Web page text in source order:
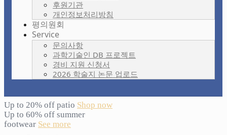
후원기관
개인정보처리방침
평의원회
Service
문의사항
과학기술인 DB 프로젝트
경비 지원 신청서
2026 학술지 논문 업로드
Up to 20% off patio Shop now
Up to 60% off summer
footwear See more